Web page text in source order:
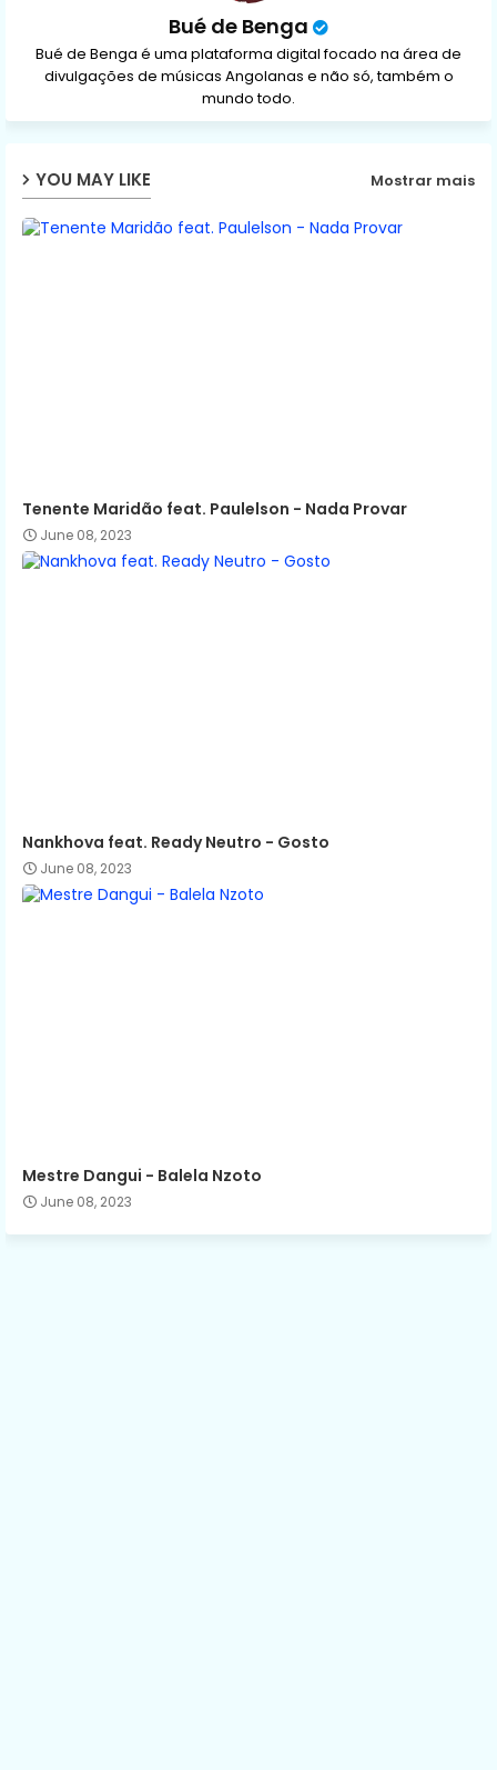
Bué de Benga
Bué de Benga é uma plataforma digital focado na área de
divulgações de músicas Angolanas e não só, também o
mundo todo.
YOU MAY LIKE Mostrar mais
Tenente Maridão feat. Paulelson - Nada Provar
June 08, 2023
Nankhova feat. Ready Neutro - Gosto
June 08, 2023
Mestre Dangui - Balela Nzoto
June 08, 2023